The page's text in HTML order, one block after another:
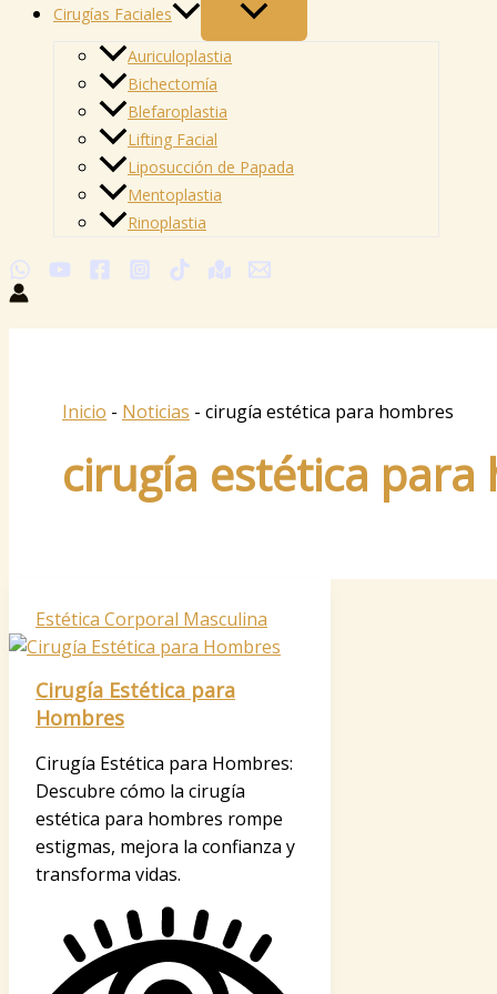
Cirugías Faciales
Auriculoplastia
Bichectomía
Blefaroplastia
Lifting Facial
Liposucción de Papada
Mentoplastia
Rinoplastia
Inicio - Noticias - cirugía estética para hombres
cirugía estética para
Estética Corporal Masculina
Cirugía Estética para
Hombres
Cirugía Estética para Hombres:
Descubre cómo la cirugía
estética para hombres rompe
estigmas, mejora la confianza y
transforma vidas.